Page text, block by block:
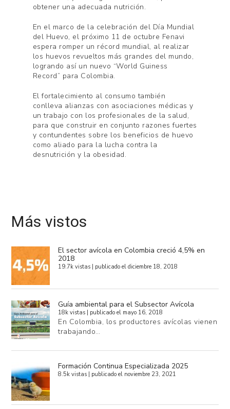
obtener una adecuada nutrición.
En el marco de la celebración del Día Mundial
del Huevo, el próximo 11 de octubre Fenavi
espera romper un récord mundial, al realizar
los huevos revueltos más grandes del mundo,
logrando así un nuevo “World Guiness
Record” para Colombia.
El fortalecimiento al consumo también
conlleva alianzas con asociaciones médicas y
un trabajo con los profesionales de la salud,
para que construir en conjunto razones fuertes
y contundentes sobre los beneficios de huevo
como aliado para la lucha contra la
desnutrición y la obesidad.
Más vistos
El sector avícola en Colombia creció 4,5% en
2018
19.7k vistas | publicado el diciembre 18, 2018
Guía ambiental para el Subsector Avícola
18k vistas | publicado el mayo 16, 2018
En Colombia, los productores avícolas vienen
trabajando…
Formación Continua Especializada 2025
8.5k vistas | publicado el noviembre 23, 2021